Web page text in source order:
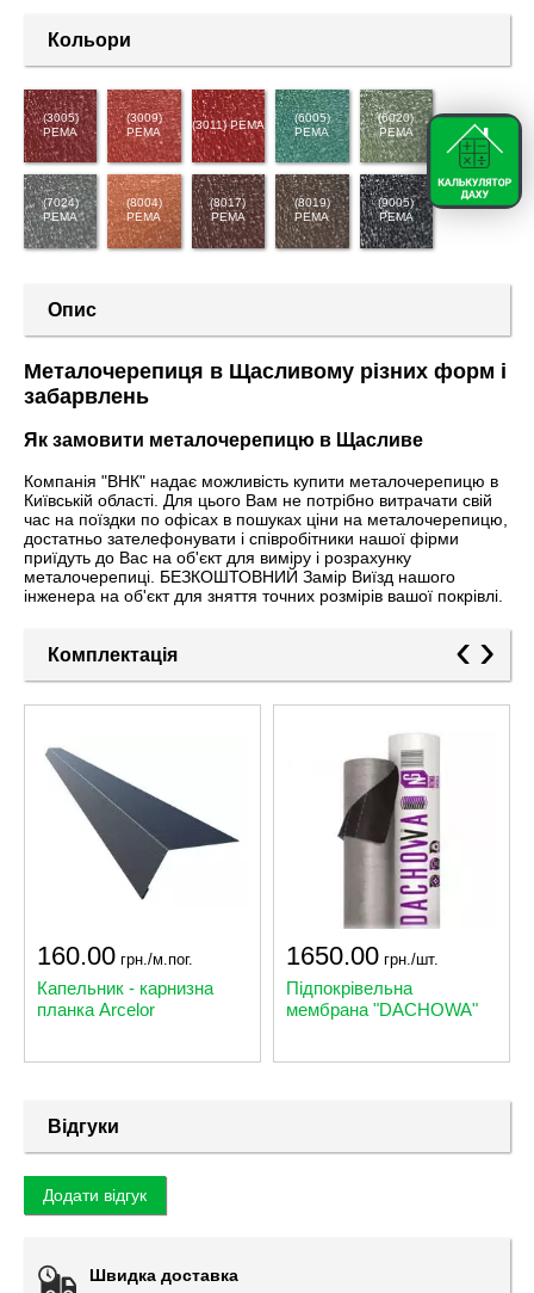
Кольори
(3005)
PEMA
(3009)
PEMA
(3011) PEMA
(6005)
PEMA
(6020)
PEMA
(7024)
PEMA
(8004)
PEMA
(8017)
PEMA
(8019)
PEMA
(9005)
PEMA
Опис
Металочерепиця в Щасливому різних форм і
забарвлень
Як замовити металочерепицю в Щасливе
Компанія "ВНК" надає можливість купити металочерепицю в
Київській області. Для цього Вам не потрібно витрачати свій
час на поїздки по офісах в пошуках ціни на металочерепицю,
достатньо зателефонувати і співробітники нашої фірми
приїдуть до Вас на об'єкт для виміру і розрахунку
металочерепиці. БЕЗКОШТОВНИЙ Замір Виїзд нашого
інженера на об'єкт для зняття точних розмірів вашої покрівлі.
Комплектація ‹ ›
160.00 грн./м.пог.
Капельник - карнизна
планка Arcelor
1650.00 грн./шт.
Підпокрівельна
мембрана "DACHOWA"
Відгуки
Додати відгук
Швидка доставка